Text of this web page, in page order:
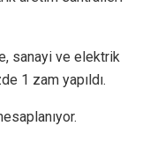
sanayi ve elektrik
1 zam yapıldı.